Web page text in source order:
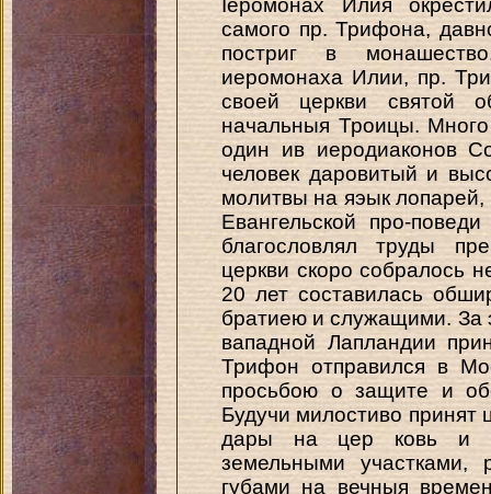
Іеромонах Илия
самого пр. Трифона,
постриг в
иеромонаха Илии, пр.
своей церкви святой
начальныя Троицы.
один ив иеродиаконов
человек даровитый и
молитвы на яэык лопарей,
Евангельской про-
благословлял труды
церкви скоро собралось
20 лет составилась
братиею и служащими. За
вападной Лапландии
Трифон отправился в
просьбою о защите и
Будучи милостиво принят
дары на цер ковь и
земельными
губами на вечныя